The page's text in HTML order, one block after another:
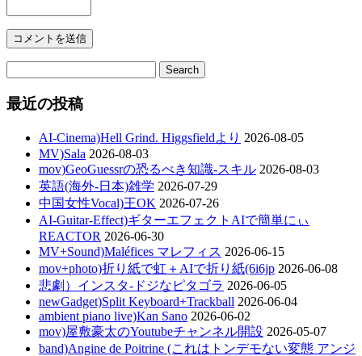
最近の投稿
AI-Cinema)Hell Grind. Higgsfieldより 2026-08-05
MV)Sala 2026-08-03
mov)GeoGuessrの恐るべき知識-スキル 2026-08-03
英語(海外-日本)雑学 2026-07-29
中国女性Vocal)王OK 2026-07-26
AI-Guitar-Effect)ギターエフェクトAIで簡単にぃ
REACTOR 2026-06-30
MV+Sound)Maléfices マレフィス 2026-06-15
mov+photo)折り紙で虹＋AIで折り紙(6i6jp 2026-06-08
悲劇）インスタ-ドジなピタゴラ 2026-06-05
newGadget)Split Keyboard+Trackball 2026-06-04
ambient piano live)Kan Sano 2026-06-02
mov)屋敷豪太のYoutubeチャンネル開設 2026-05-07
band)Angine de Poitrine (これはトンデモない変態 アンジ